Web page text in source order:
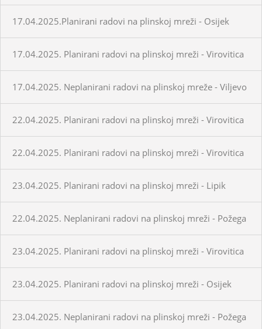
17.04.2025.Planirani radovi na plinskoj mreži - Osijek
17.04.2025. Planirani radovi na plinskoj mreži - Virovitica
17.04.2025. Neplanirani radovi na plinskoj mreže - Viljevo
22.04.2025. Planirani radovi na plinskoj mreži - Virovitica
22.04.2025. Planirani radovi na plinskoj mreži - Virovitica
23.04.2025. Planirani radovi na plinskoj mreži - Lipik
22.04.2025. Neplanirani radovi na plinskoj mreži - Požega
23.04.2025. Planirani radovi na plinskoj mreži - Virovitica
23.04.2025. Planirani radovi na plinskoj mreži - Osijek
23.04.2025. Neplanirani radovi na plinskoj mreži - Požega